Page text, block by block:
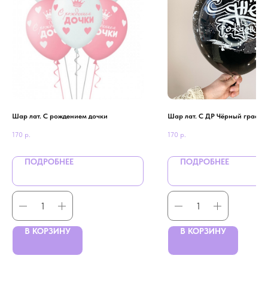
Шар лат. С рождением дочки
170 р.
ПОДРОБНЕЕ
В КОРЗИНУ
Шар лат. С ДР Чёрный
170 р.
ПОДРОБНЕЕ
В КОРЗИНУ